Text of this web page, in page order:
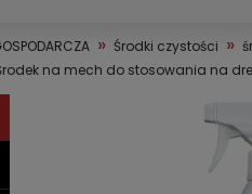
» Środki czystości »
na mech do stosowania na